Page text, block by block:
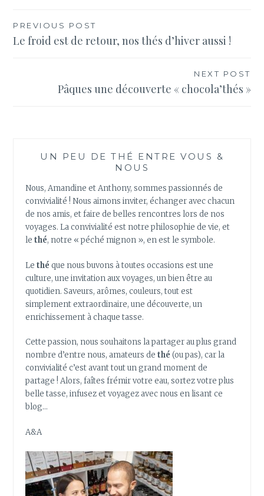
Navigation
de
PREVIOUS POST
Le froid est de retour, nos thés d’hiver aussi !
NEXT POST
Pâques une découverte « chocola’thés »
UN PEU DE THÉ ENTRE VOUS &
NOUS
Nous, Amandine et Anthony, sommes passionnés de
convivialité ! Nous aimons inviter, échanger avec chacun
de nos amis, et faire de belles rencontres lors de nos
voyages. La convivialité est notre philosophie de vie, et
lethé, notre « péché mignon », en est le symbole.
Lethé que nous buvons à toutes occasions est une
culture, une invitation aux voyages, un bien être au
quotidien. Saveurs, arômes, couleurs, tout est
simplement extraordinaire, une découverte, un
enrichissement à chaque tasse.
Cette passion, nous souhaitons la partager au plus grand
nombre d’entre nous, amateurs de thé (ou pas), car la
convivialité c’est avant tout un grand moment de
partage ! Alors, faîtes frémir votre eau, sortez votre plus
belle tasse, infusez et voyagez avec nous en lisant ce
blog…
A&A